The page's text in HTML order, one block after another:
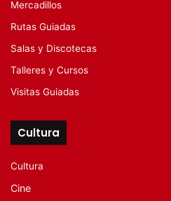
Mercadillos
Rutas Guiadas
Salas y Discotecas
Talleres y Cursos
Visitas Guiadas
Cultura
Cultura
Cine